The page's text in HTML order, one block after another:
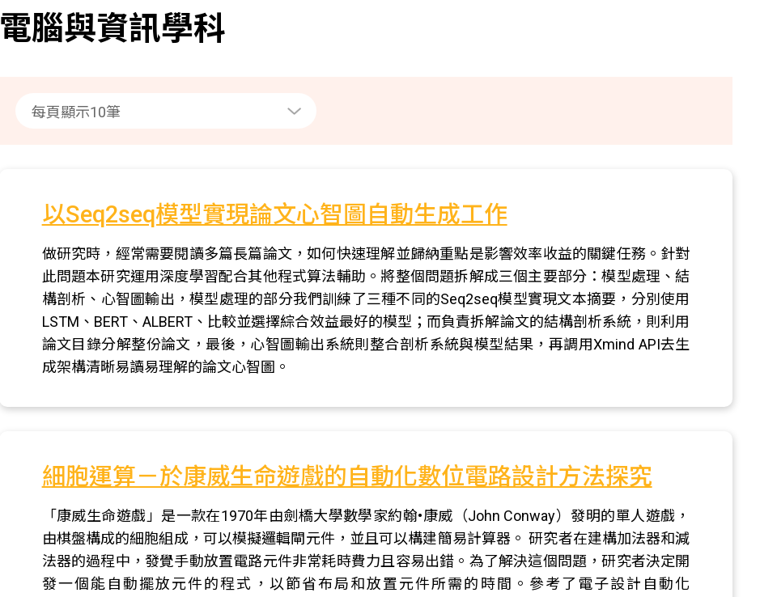
電腦與資訊學科
以Seq2seq模型實現論文心智圖自動生成工作
做研究時，經常需要閱讀多篇長篇論文，如何快速理解並歸納重點是影響效率收益的關鍵任務。針對
此問題本研究運用深度學習配合其他程式算法輔助。將整個問題拆解成三個主要部分：模型處理、結
構剖析、心智圖輸出，模型處理的部分我們訓練了三種不同的Seq2seq模型實現文本摘要，分別使用
LSTM、BERT、ALBERT、比較並選擇綜合效益最好的模型；而負責拆解論文的結構剖析系統，則利用
論文目錄分解整份論文，最後，心智圖輸出系統則整合剖析系統與模型結果，再調用Xmind API去生
成架構清晰易讀易理解的論文心智圖。
細胞運算－於康威生命遊戲的自動化數位電路設計方法探究
「康威生命遊戲」是一款在1970年由劍橋大學數學家約翰•康威（John Conway）發明的單人遊戲，
由棋盤構成的細胞組成，可以模擬邏輯閘元件，並且可以構建簡易計算器。 研究者在建構加法器和減
法器的過程中，發覺手動放置電路元件非常耗時費力且容易出錯。為了解決這個問題，研究者決定開
發一個能自動擺放元件的程式，以節省布局和放置元件所需的時間。參考了電子設計自動化